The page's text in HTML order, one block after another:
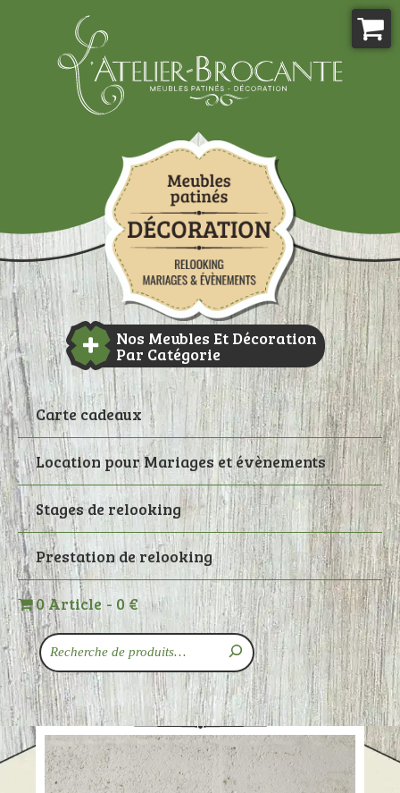
Nos Meubles Et Décoration
Par Catégorie
Carte cadeaux
Location pour Mariages et évènements
Stages de relooking
Prestation de relooking
0 Article 0 €
Recherche